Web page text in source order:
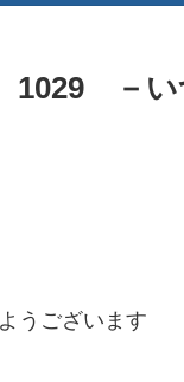
－い
うございます